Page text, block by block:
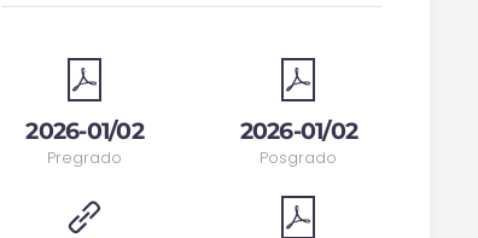
2026-01/02
Pregrado
2026-01/02
Posgrado